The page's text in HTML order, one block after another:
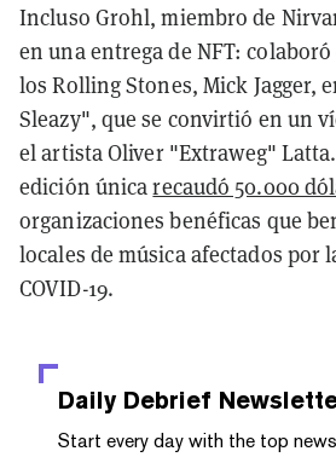
Incluso Grohl, miembro de
en una entrega de NFT:
los Rolling Stones, Mick Jagger,
Sleazy", que se convirtió en un
el artista Oliver "Extraweg"
edición únicarecaudó 50.000
organizaciones benéficas que
locales de música afectados por
COVID-19.
Daily Debrief
Start every day with the top